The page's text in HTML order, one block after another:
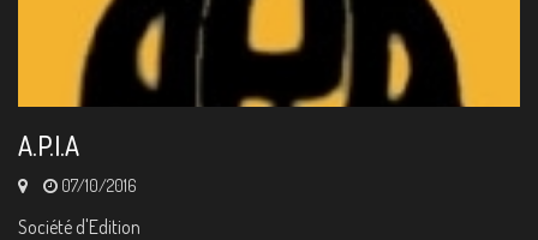
A.P.I.A
07/10/2016
Société d'Edition